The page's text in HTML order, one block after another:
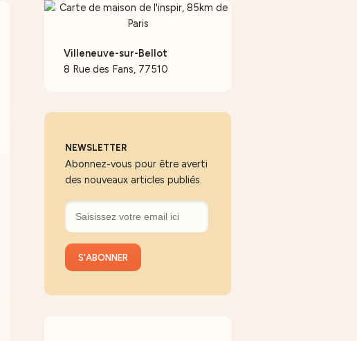
Villeneuve-sur-Bellot
8 Rue des Fans, 77510
NEWSLETTER
Abonnez-vous pour être averti
des nouveaux articles publiés.